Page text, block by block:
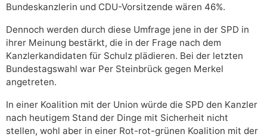
Bundeskanzlerin und CDU-Vorsitzende wären 46%.
Dennoch werden durch diese Umfrage jene in der SPD in
ihrer Meinung bestärkt, die in der Frage nach dem
Kanzlerkandidaten für Schulz plädieren. Bei der letzten
Bundestagswahl war Per Steinbrück gegen Merkel
angetreten.
In einer Koalition mit der Union würde die SPD den Kanzler
nach heutigem Stand der Dinge mit Sicherheit nicht
stellen, wohl aber in einer Rot-rot-grünen Koalition mit der